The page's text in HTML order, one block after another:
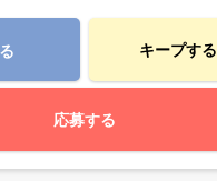
キープする
応募する